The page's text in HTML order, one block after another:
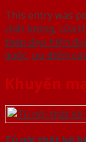
This entry was
chất lượng, cửa
thép đẹp hiện đại
quốc, ưu điểm
Khuyến